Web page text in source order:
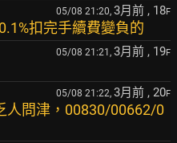
05/08 21:20, 3月前 , 18F
扣完手續費變負的
05/08 21:21, 3月前 , 19F
05/08 21:22, 3月前 , 20F
人問津，00830/00662/0